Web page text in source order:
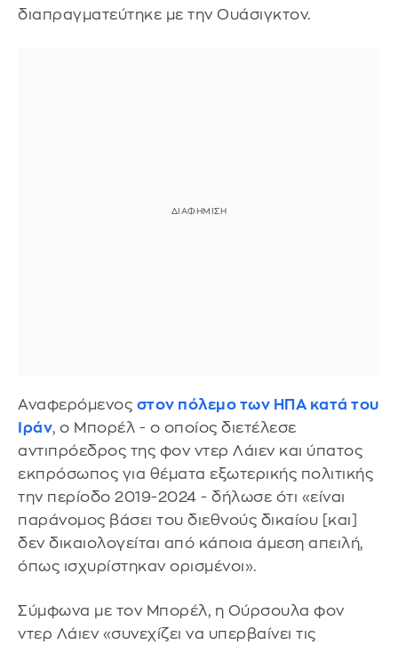
διαπραγματεύτηκε με την Ουάσιγκτον.
Αναφερόμενος στον πόλεμο των ΗΠΑ κατά του
Ιράν, ο Μπορέλ - ο οποίος διετέλεσε
αντιπρόεδρος της φον ντερ Λάιεν και ύπατος
εκπρόσωπος για θέματα εξωτερικής πολιτικής
την περίοδο 2019-2024 - δήλωσε ότι «είναι
παράνομος βάσει του διεθνούς δικαίου [και]
δεν δικαιολογείται από κάποια άμεση απειλή,
όπως ισχυρίστηκαν ορισμένοι».
Σύμφωνα με τον Μπορέλ, η Ούρσουλα φον
ντερ Λάιεν «συνεχίζει να υπερβαίνει τις